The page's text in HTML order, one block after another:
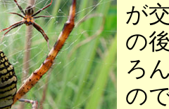
が
の
ろ
の